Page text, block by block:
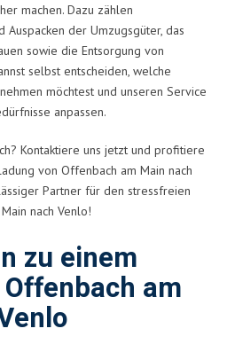
machen. Dazu zählen
Auspacken der Umzugsgüter, das
sowie die Entsorgung von
selbst entscheiden, welche
möchtest und unseren Service
anpassen.
Kontaktiere uns jetzt und profitiere
von Offenbach am Main nach
Partner für den stressfreien
nach Venlo!
zu einem
am